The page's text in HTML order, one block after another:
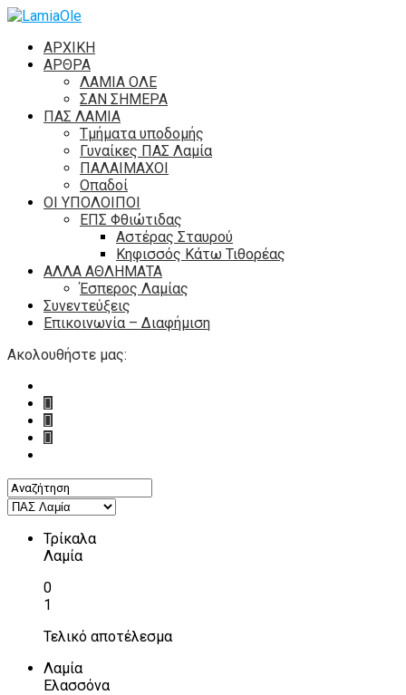
ΑΡΧΙΚΗ
ΑΡΘΡΑ
ΛΑΜΙΑ ΟΛΕ
ΣΑΝ ΣΗΜΕΡΑ
ΠΑΣ ΛΑΜΙΑ
Τμήματα υποδομής
Γυναίκες ΠΑΣ Λαμία
ΠΑΛΑΙΜΑΧΟΙ
Οπαδοί
ΟΙ ΥΠΟΛΟΙΠΟΙ
ΕΠΣ Φθιώτιδας
Αστέρας Σταυρού
Κηφισσός Κάτω Τιθορέας
ΑΛΛΑ ΑΘΛΗΜΑΤΑ
Έσπερος Λαμίας
Συνεντεύξεις
Επικοινωνία – Διαφήμιση
Ακολουθήστε μας:
Τρίκαλα
Λαμία
0
1
Τελικό αποτέλεσμα
Λαμία
Ελασσόνα